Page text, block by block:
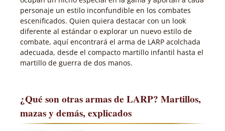
personaje un estilo inconfundible en los combates
escenificados. Quien quiera destacar con un look
diferente al estándar o explorar un nuevo estilo de
combate, aquí encontrará el arma de LARP acolchada
adecuada, desde el compacto martillo infantil hasta el
martillo de guerra de dos manos.
¿Qué son otras armas de LARP? Martillos,
mazas y demás, explicados